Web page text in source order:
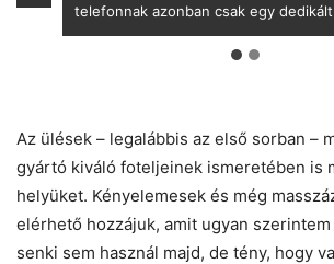
telefonnak azonban csak egy
Az ülések – legalábbis az első sorban –
gyártó kiváló foteljeinek ismeretében is
helyüket. Kényelemesek és még
elérhető hozzájuk, amit ugyan
senki sem használ majd, de tény, hogy